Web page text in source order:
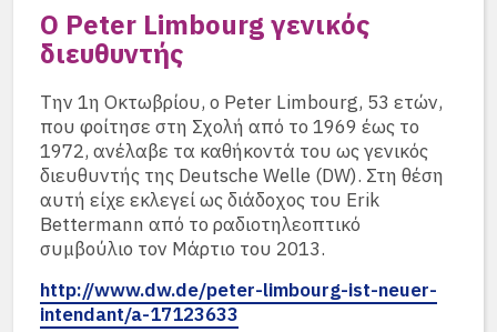
Ο Peter Limbourg γενικός
διευθυντής
Την 1η Οκτωβρίου, ο Peter Limbourg, 53 ετών,
που φοίτησε στη Σχολή από το 1969 έως το
1972, ανέλαβε τα καθήκοντά του ως γενικός
διευθυντής της Deutsche Welle (DW). Στη θέση
αυτή είχε εκλεγεί ως διάδοχος του Erik
Bettermann από το ραδιοτηλεοπτικό
συμβούλιο τον Μάρτιο του 2013.
http://www.dw.de/peter-limbourg-ist-neuer-
intendant/a-17123633